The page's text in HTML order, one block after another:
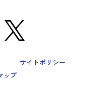
サイトポリシー
ップ